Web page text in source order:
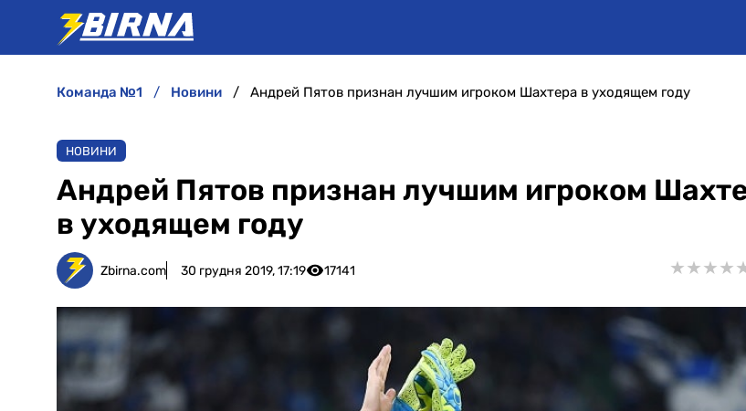
команда №1 новини Андрей Пятов признан лучшим игроком Шахтера в уходящем году
НОВИНИ
Андрей Пятов признан лучшим игроком
в уходящем году
Zbirna.com 30 грудня 2019, 17:19 17141 ★★★★
★★★★